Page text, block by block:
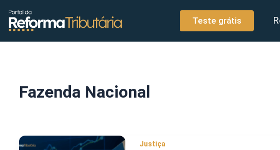
conteúdo
Teste grátis
Fazenda Nacional
Justiça